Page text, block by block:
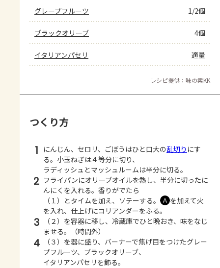
グレープフルーツ 1/2個
ブラックオリーブ 4個
イタリアンパセリ 適量
レシピ提供：味の素KK
つくり方
1 にんじん、セロリ、ごぼうはひと口大の乱切り にす
る。小玉ねぎは４等分に切り、
ラディッシュとマッシュルームは半分に切る。
2 フライパンにオリーブオイルを熱し、半分に切ったに
んにくを入れる。香りがでたら
（１）とタイムを加え、ソテーする。
Ａ を加えて火
を入れ、仕上げにコリアンダーをふる。
3
（２）を容器に移し、冷蔵庫でひと晩おき、味をなじ
ませる。（時間外）
4
（３）を器に盛り、バーナーで焦げ目をつけたグレー
プフルーツ、ブラックオリーブ、
イタリアンパセリを飾る。